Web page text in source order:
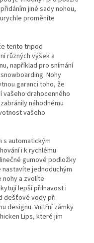
jiné sady nohou,
proměníte
tento tripod
různých výšek a
například pro snímání
Nohy
garanci toho, že
vašeho drahocenného
náhodnému
vašeho
s automatickým
i k rychlému
gumové podložky
nastavíte jednoduchým
a zvolíte
lepší přilnavost i
dešťové vody při
designu. Vnitřní zámky
Lips, které jim